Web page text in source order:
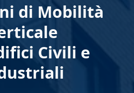
di Mobilità
Civili e